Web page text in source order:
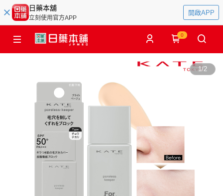
日藥本舖
立刻使用官方APP
開啟APP
0
1/2